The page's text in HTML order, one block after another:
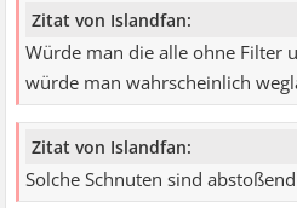
Zitat von Islandfan:
Würde man die alle ohne Filter
würde man wahrscheinlich
Zitat von Islandfan:
Solche Schnuten sind